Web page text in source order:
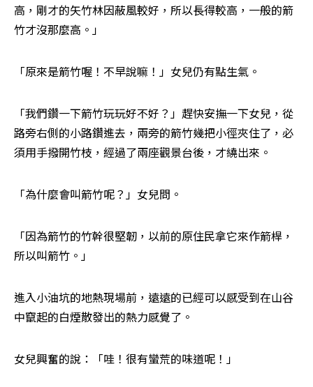
高，剛才的矢竹林因蔽風較好，所以長得較高，一般的箭
竹才沒那麼高。」
「原來是箭竹喔！不早說嘛！」女兒仍有點生氣。
「我們鑽一下箭竹玩玩好不好？」趕快安撫一下女兒，從
路旁右側的小路鑽進去，兩旁的箭竹幾把小徑夾住了，必
須用手撥開竹枝，經過了兩座觀景台後，才繞出來。
「為什麼會叫箭竹呢？」女兒問。
「因為箭竹的竹幹很堅韌，以前的原住民拿它來作箭桿，
所以叫箭竹。」
進入小油坑的地熱現場前，遠遠的已經可以感受到在山谷
中竄起的白煙散發出的熱力感覺了。
女兒興奮的說：「哇！很有蠻荒的味道呢！」